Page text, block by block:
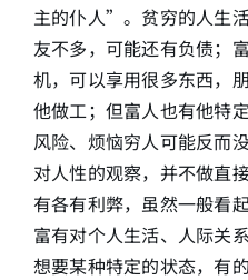
主的仆人”。贫穷的人生
友不多，可能还有负债；
机，可以享用很多东西，
他做工；但富人也有他特
风险、烦恼穷人可能反而
对人性的观察，并不做直
有各有利弊，虽然一般看
富有对个人生活、人际关
想要某种特定的状态，有